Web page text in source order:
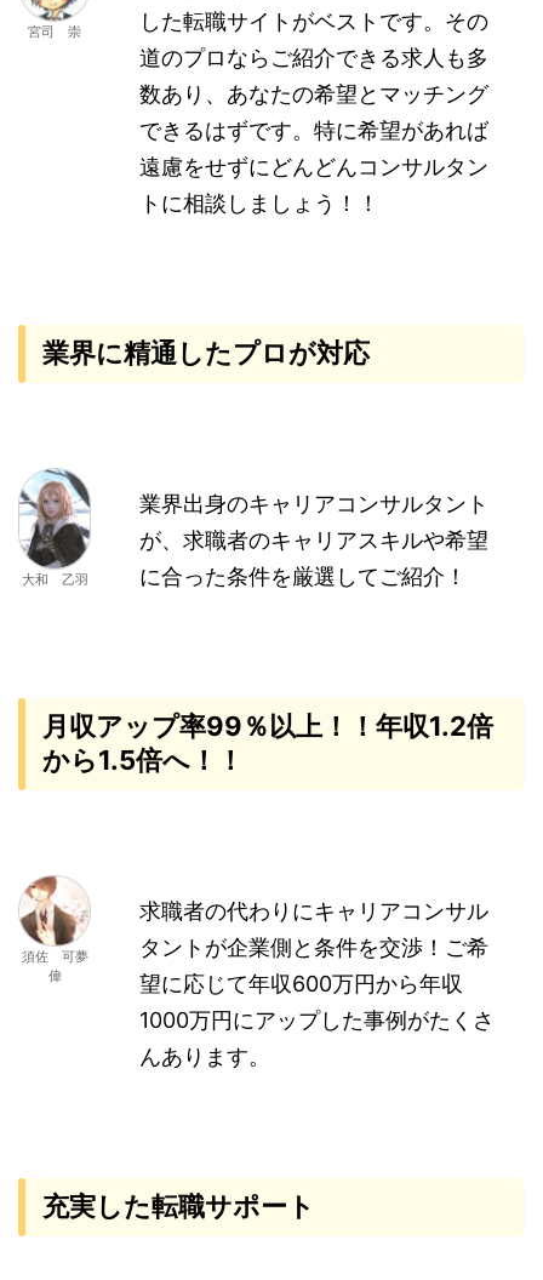
宮司 崇
した転職サイトがベストです。その
道のプロならご紹介できる求人も多
数あり、あなたの希望とマッチング
できるはずです。特に希望があれば
遠慮をせずにどんどんコンサルタン
トに相談しましょう！！
業界に精通したプロが対応
大和 乙羽
業界出身のキャリアコンサルタント
が、求職者のキャリアスキルや希望
に合った条件を厳選してご紹介！
月収アップ率99％以上！！年収1.2倍
から1.5倍へ！！
須佐 可夢
偉
求職者の代わりにキャリアコンサル
タントが企業側と条件を交渉！ご希
望に応じて年収600万円から年収
1000万円にアップした事例がたくさ
んあります。
充実した転職サポート